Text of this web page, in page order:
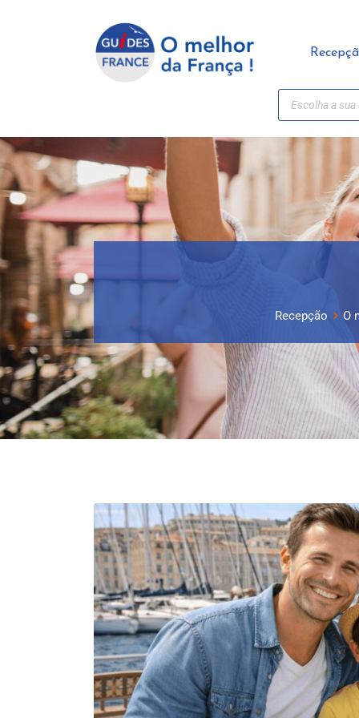
Recepção O